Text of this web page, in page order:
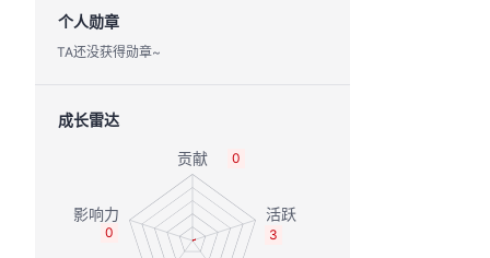
个人勋章
TA还没获得勋章~
成长雷达
0
3
0